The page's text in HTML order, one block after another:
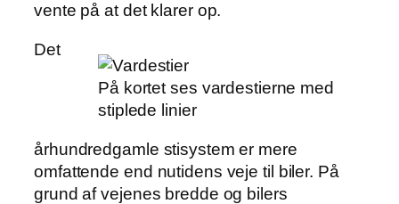
vente på at det klarer op.
På kortet ses vardestierne med
stiplede linier
Det
århundredgamle stisystem er mere
omfattende end nutidens veje til biler. På
grund af vejenes bredde og bilers